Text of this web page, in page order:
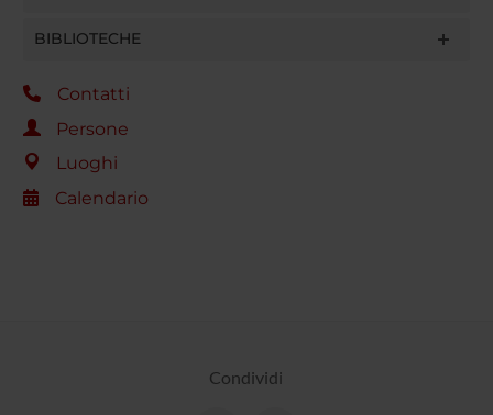
BIBLIOTECHE
Contatti
Persone
Luoghi
Calendario
Condividi